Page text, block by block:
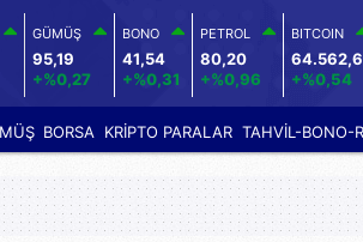
GÜMÜŞ
95,19
+%0,27
BONO
41,54
+%0,31
PETROL
80,20
+%0,96
BITCOIN
+%0,54
BORSA KRİPTO PARALAR TAHVİL-BONO-